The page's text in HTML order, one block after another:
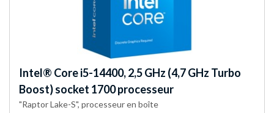
Intel® Core i5-14400, 2,5 GHz (4,7 GHz Turbo
Boost) socket 1700 processeur
"Raptor Lake-S", processeur en boîte